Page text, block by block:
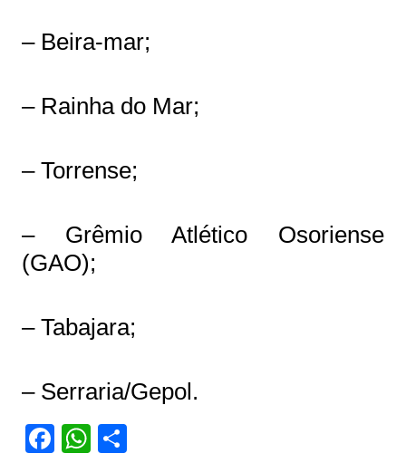
– Beira-mar;
– Rainha do Mar;
– Torrense;
– Grêmio Atlético Osoriense
(GAO);
– Tabajara;
– Serraria/Gepol.
F W S